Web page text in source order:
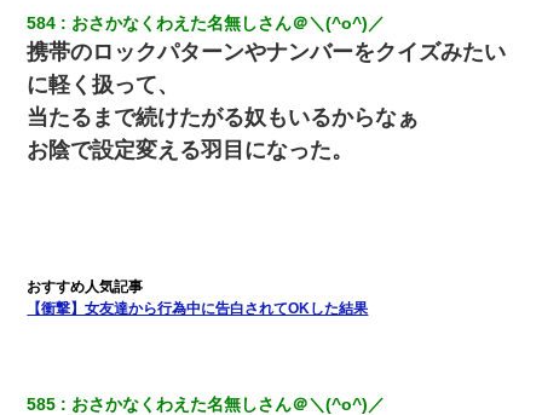
旦那が長男のDNA鑑定をしたら血縁関係0%だった。旦那「やっぱ
りウワキしてたんだな…」長男「俺は誰の子供なの？」長女・次
男「ウワキ女！」
10年ほど前、息子がまだ年中だった時に離婚したんだけど、一昨
年の暮れに突然息子が職場を訪ねてきた。
元夫の連れ子「俺の結婚式の時くらい、母親としての責任を果た
そうとは思わないのか！」→どうも連れ子は…
584 おさかなくわえた名無しさん＠＼(^o^)／
携帯のロックパターンやナンバーをクイズみたい
に軽く扱って、
当たるまで続けたがる奴もいるからなぁ
お陰で設定変える羽目になった。
【衝撃】女友達から行為中に告白されてOKした結果
585 おさかなくわえた名無しさん＠＼(^o^)／